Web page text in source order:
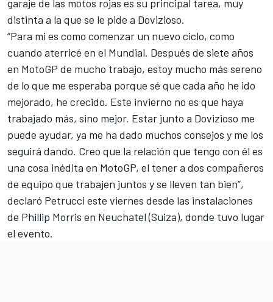
garaje de las motos rojas es su principal tarea, muy
distinta a la que se le pide a Dovizioso.
“Para mi es como comenzar un nuevo ciclo, como
cuando aterricé en el Mundial. Después de siete años
en MotoGP de mucho trabajo, estoy mucho más sereno
de lo que me esperaba porque sé que cada año he ido
mejorado, he crecido. Este invierno no es que haya
trabajado más, sino mejor. Estar junto a Dovizioso me
puede ayudar, ya me ha dado muchos consejos y me los
seguirá dando. Creo que la relación que tengo con él es
una cosa inédita en MotoGP, el tener a dos compañeros
de equipo que trabajen juntos y se lleven tan bien”,
declaró Petrucci este viernes desde las instalaciones
de Phillip Morris en Neuchatel (Suiza), donde tuvo lugar
el evento.